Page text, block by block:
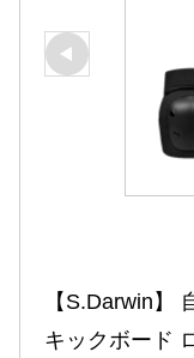
【S.Darwin】
キックボード